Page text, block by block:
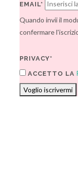
EMAIL*
Quando invii il
confermare
PRIVACY*
ACCETTO LA
Voglio iscrivermi